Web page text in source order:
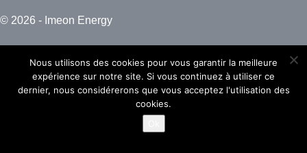
© 2026 - Imeon Energy
Nous utilisons des cookies pour vous garantir la meilleure
expérience sur notre site. Si vous continuez à utiliser ce
dernier, nous considérerons que vous acceptez l'utilisation des
cookies.